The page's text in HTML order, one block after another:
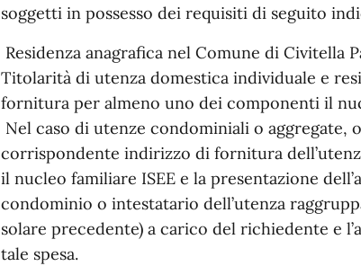
soggetti in possesso dei requisiti di seguito
Residenza anagrafica nel Comune di Civitella
Titolarità di utenza domestica individuale e
fornitura per almeno uno dei componenti il
Nel caso di utenze condominiali o aggregate,
corrispondente indirizzo di fornitura
il nucleo familiare ISEE e la presentazione
condominio o intestatario dell’utenza
solare precedente) a carico del richiedente e
tale spesa.